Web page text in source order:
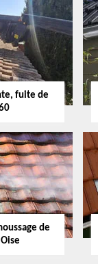
fuite de
de